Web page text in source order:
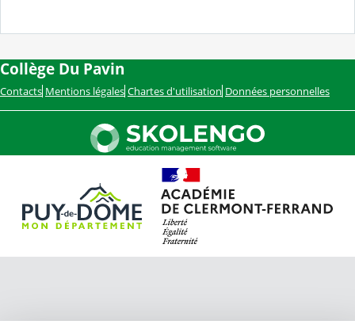
Collège Du Pavin
Contacts Mentions légales Chartes d'utilisation Données personnelles